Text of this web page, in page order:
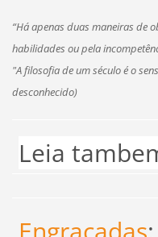
“Há apenas duas maneiras de
habilidades ou pela
"A filosofia de um século é o
desconhecido)
Leia